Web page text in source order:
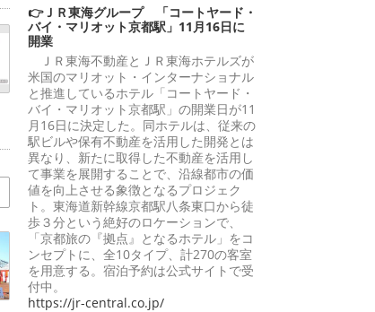
👉ＪＲ東海グループ 「コートヤード・
バイ・マリオット京都駅」11月16日に
開業
ＪＲ東海不動産とＪＲ東海ホテルズが
米国のマリオット・インターナショナル
と推進しているホテル「コートヤード・
バイ・マリオット京都駅」の開業日が11
月16日に決定した。同ホテルは、従来の
駅ビルや保有不動産を活用した開発とは
異なり、新たに取得した不動産を活用し
て事業を展開することで、沿線都市の価
値を向上させる象徴となるプロジェク
ト。東海道新幹線京都駅八条東口から徒
歩３分という絶好のロケーションで、
「京都旅の『拠点』となるホテル」をコ
ンセプトに、全10タイプ、計270の客室
を用意する。宿泊予約は公式サイトで受
付中。
https://jr-central.co.jp/